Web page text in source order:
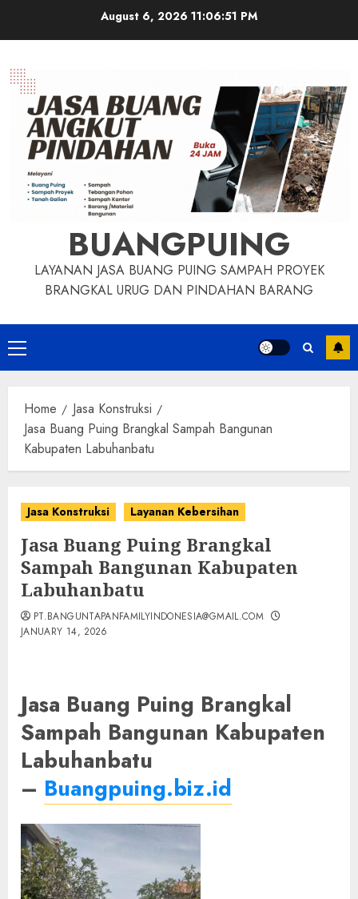
August 6, 2026 11:06:52 PM
BUANGPUING
LAYANAN JASA BUANG PUING SAMPAH PROYEK
BRANGKAL URUG DAN PINDAHAN BARANG
Primary
Menu
Home
Jasa Konstruksi
Jasa Buang Puing Brangkal Sampah Bangunan
Kabupaten Labuhanbatu
Jasa Konstruksi Layanan Kebersihan
Jasa Buang Puing Brangkal
Sampah Bangunan Kabupaten
Labuhanbatu
PT.BANGUNTAPANFAMILYINDONESIA@GMAIL.COM
JANUARY 14, 2026
Jasa Buang Puing Brangkal
Sampah Bangunan Kabupaten
Labuhanbatu
– Buangpuing.biz.id